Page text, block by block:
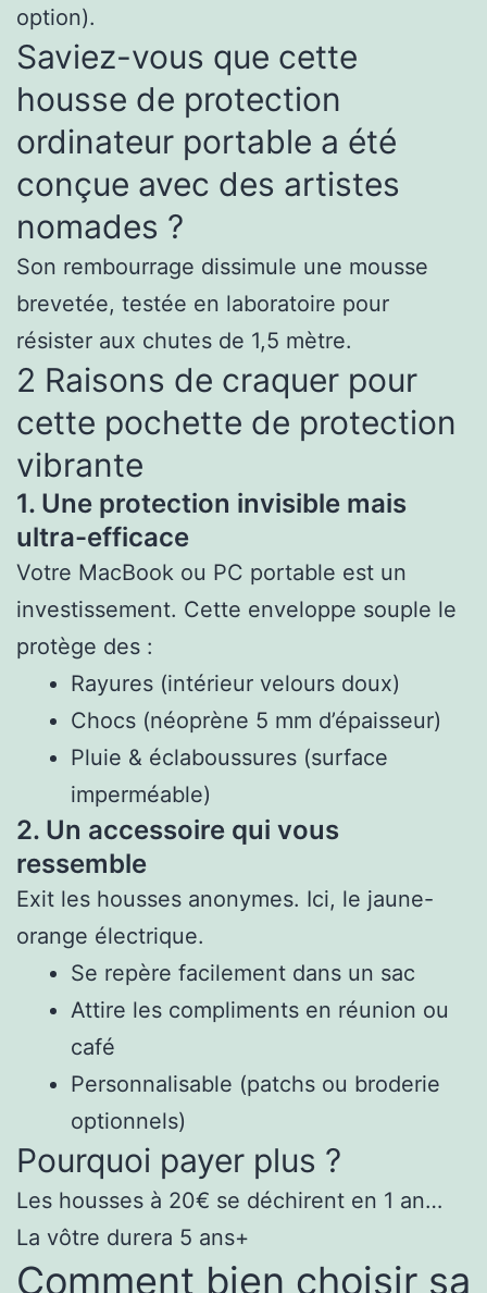
option).
Saviez-vous que cette
housse de protection
ordinateur portable a été
conçue avec des artistes
nomades ?
Son rembourrage dissimule une mousse
brevetée, testée en laboratoire pour
résister aux chutes de 1,5 mètre.
2 Raisons de craquer pour
cette pochette de protection
vibrante
1. Une protection invisible mais
ultra-efficace
Votre MacBook ou PC portable est un
investissement. Cette enveloppe souple le
protège des :
Rayures (intérieur velours doux)
Chocs (néoprène 5 mm d’épaisseur)
Pluie & éclaboussures (surface
imperméable)
2. Un accessoire qui vous
ressemble
Exit les housses anonymes. Ici, le jaune-
orange électrique.
Se repère facilement dans un sac
Attire les compliments en réunion ou
café
Personnalisable (patchs ou broderie
optionnels)
Pourquoi payer plus ?
Les housses à 20€ se déchirent en 1 an…
La vôtre durera 5 ans+
Comment bien choisir sa